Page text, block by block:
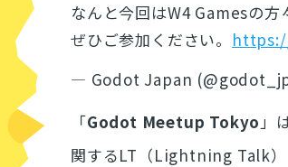
なんと今回はW4 Gamesの方
ぜひご参加ください。
— Godot Japan
「Godot Meetup Tokyo」
関するLT（Lightning Talk